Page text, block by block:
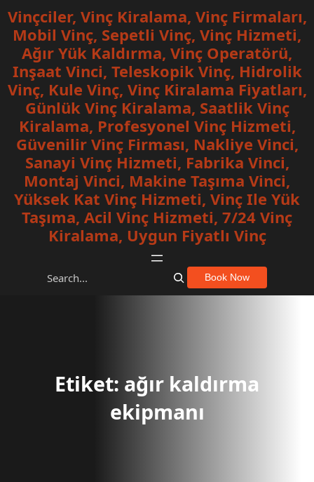
İçeriğe
geçVinçciler, Vinç Kiralama, Vinç Firmaları,
Mobil Vinç, Sepetli Vinç, Vinç Hizmeti,
Ağır Yük Kaldırma, Vinç Operatörü,
Inşaat Vinci, Teleskopik Vinç, Hidrolik
Vinç, Kule Vinç, Vinç Kiralama Fiyatları,
Günlük Vinç Kiralama, Saatlik Vinç
Kiralama, Profesyonel Vinç Hizmeti,
Güvenilir Vinç Firması, Nakliye Vinci,
Sanayi Vinç Hizmeti, Fabrika Vinci,
Montaj Vinci, Makine Taşıma Vinci,
Yüksek Kat Vinç Hizmeti, Vinç Ile Yük
Taşıma, Acil Vinç Hizmeti, 7/24 Vinç
Kiralama, Uygun Fiyatlı Vinç
S
Book Now
Etiket: ağır kaldırma
ekipmanı